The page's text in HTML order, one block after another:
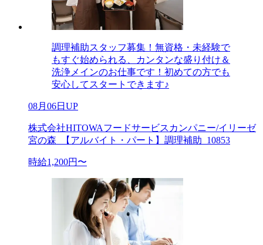
調理補助スタッフ募集！無資格・未経験で
もすぐ始められる、カンタンな盛り付け＆
洗浄メインのお仕事です！初めての方でも
安心してスタートできます♪
08月06日UP
株式会社HITOWAフードサービスカンパニー/イリーゼ
宮の森_【アルバイト・パート】調理補助_10853
時給1,200円〜